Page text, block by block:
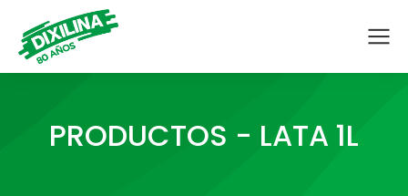
PRODUCTOS - LATA 1L